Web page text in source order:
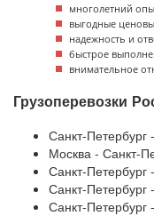
многолетний
выгодные
надежность и
быстрое
внимательное
Грузоперевозки
Санкт-Петербург
Москва - Санкт-
Санкт-Петербург
Санкт-Петербург
Санкт-Петербург